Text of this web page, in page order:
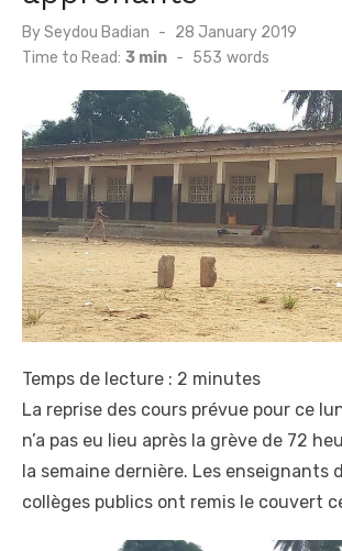
BySeydou Badian
Posted
28 January 2019
Time to Read: 3 min - 553 words
Temps de lecture : 2 minutes
La reprise des cours prévue pour ce
n’a pas eu lieu après la grève de 72
la semaine dernière. Les enseignants
collèges publics ont remis le couvert